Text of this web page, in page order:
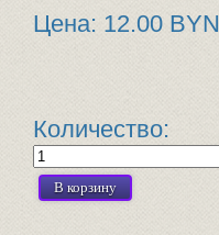
Цена: 12.00 BYN
Количество: